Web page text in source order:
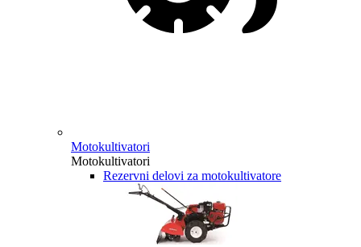
Motokultivatori
Motokultivatori
Rezervni delovi za motokultivatore